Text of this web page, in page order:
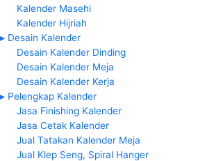
Kalender Masehi
Kalender Hijriah
▸ Desain Kalender
Desain Kalender Dinding
Desain Kalender Meja
Desain Kalender Kerja
▸ Pelengkap Kalender
Jasa Finishing Kalender
Jasa Cetak Kalender
Jual Tatakan Kalender Meja
Jual Klep Seng, Spiral Hanger